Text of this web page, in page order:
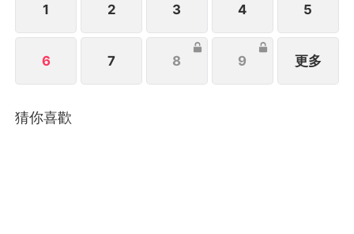
1 2 3 4 5
6 7 8 9 更多
猜你喜歡